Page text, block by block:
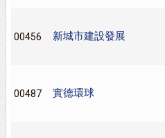
00456 新城市建設發展
00487 實德環球